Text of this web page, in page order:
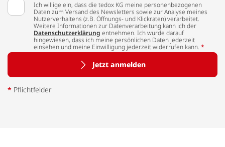
Ich willige ein, dass die tedox KG meine personenbezogenen
Daten zum Versand des Newsletters sowie zur Analyse meines
Nutzerverhaltens (z.B. Öffnungs- und Klickraten) verarbeitet.
Weitere Informationen zur Datenverarbeitung kann ich der
Datenschutzerklärung entnehmen. Ich wurde darauf
hingewiesen, dass ich meine persönlichen Daten jederzeit
einsehen und meine Einwilligung jederzeit widerrufen kann. *
Jetzt anmelden
* Pflichtfelder